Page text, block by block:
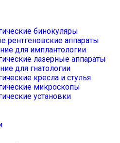
бинокуляры
рентгеновские аппараты
для имплантологии
лазерные аппараты
для гнатологии
кресла и стулья
микроскопы
установки